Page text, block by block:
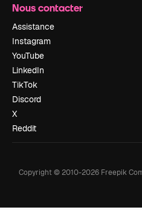
Nous contacter
Assistance
Instagram
YouTube
LinkedIn
TikTok
Discord
X
Reddit
Copyright © 2010-2026 Freepik